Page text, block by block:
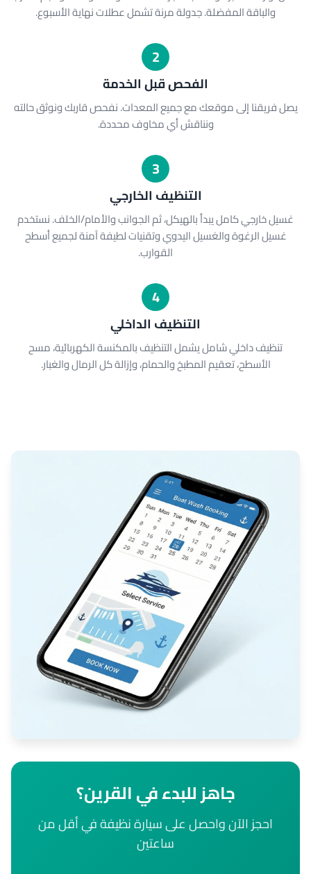
والباقة المفضلة. جدولة مرنة تشمل عطلات نهاية الأسبوع.
2
الفحص قبل الخدمة
يصل فريقنا إلى موقعك مع جميع المعدات. نفحص قاربك ونوثق حالته
ونناقش أي مخاوف محددة.
3
التنظيف الخارجي
غسيل خارجي كامل يبدأ بالهيكل، ثم الجوانب والأمام/الخلف. نستخدم
غسيل الرغوة والغسيل اليدوي وتقنيات لطيفة آمنة لجميع أسطح
القوارب.
4
التنظيف الداخلي
تنظيف داخلي شامل يشمل التنظيف بالمكنسة الكهربائية، مسح
الأسطح، تعقيم المطبخ والحمام، وإزالة كل الرمال والغبار.
جاهز للبدء في القرين؟
احجز الآن واحصل على سيارة نظيفة في أقل من
ساعتين